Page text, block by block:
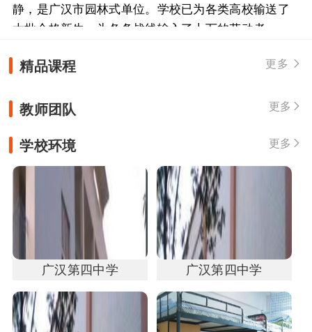
静，是广汉市园林式单位。学校已为各类高校输送了
大批合格新生，为各条战线输入了上万的劳动者。 四
善。目前有网络教...
精品课程 更多 
教师团队 更多 
学校环境 更多 
广汉第四中学 广汉第四中学